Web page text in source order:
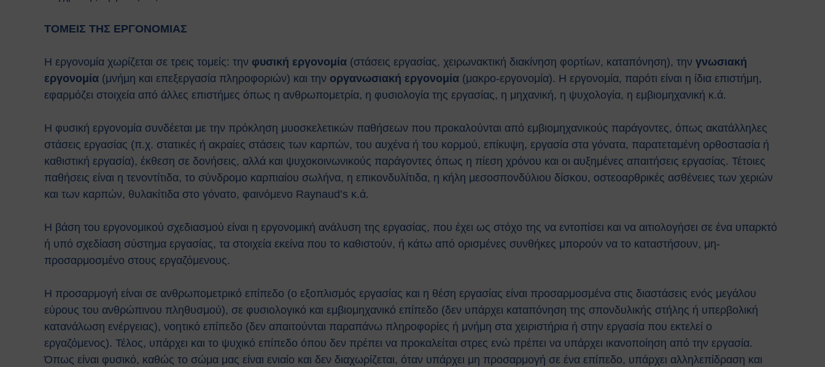
ΤΟΜΕΙΣ ΤΗΣ ΕΡΓΟΝΟΜΙΑΣ
Η εργονομία χωρίζεται σε τρεις τομείς: την φυσική εργονομία (στάσεις εργασίας, χειρωνακτική διακίνηση φορτίων, καταπόνηση), την γνωσιακή
εργονομία (μνήμη και επεξεργασία πληροφοριών) και την οργανωσιακή εργονομία (μακρο-εργονομία). Η εργονομία, παρότι είναι η ίδια επιστήμη,
εφαρμόζει στοιχεία από άλλες επιστήμες όπως η ανθρωπομετρία, η φυσιολογία της εργασίας, η μηχανική, η ψυχολογία, η εμβιομηχανική κ.ά.
Η φυσική εργονομία συνδέεται με την πρόκληση μυοσκελετικών παθήσεων που προκαλούνται από εμβιομηχανικούς παράγοντες, όπως ακατάλληλες
στάσεις εργασίας (π.χ. στατικές ή ακραίες στάσεις των καρπών, του αυχένα ή του κορμού, επίκυψη, εργασία στα γόνατα, παρατεταμένη ορθοστασία ή
καθιστική εργασία), έκθεση σε δονήσεις, αλλά και ψυχοκοινωνικούς παράγοντες όπως η πίεση χρόνου και οι αυξημένες απαιτήσεις εργασίας. Τέτοιες
παθήσεις είναι η τενοντίτιδα, το σύνδρομο καρπιαίου σωλήνα, η επικονδυλίτιδα, η κήλη μεσοσπονδύλιου δίσκου, οστεοαρθρικές ασθένειες των χεριών
και των καρπών, θυλακίτιδα στο γόνατο, φαινόμενο Raynaud’s κ.ά.
Η βάση του εργονομικού σχεδιασμού είναι η εργονομική ανάλυση της εργασίας, που έχει ως στόχο της να εντοπίσει και να αιτιολογήσει σε ένα υπαρκτό
ή υπό σχεδίαση σύστημα εργασίας, τα στοιχεία εκείνα που το καθιστούν, ή κάτω από ορισμένες συνθήκες μπορούν να το καταστήσουν, μη-
προσαρμοσμένο στους εργαζόμενους.
Η προσαρμογή είναι σε ανθρωπομετρικό επίπεδο (ο εξοπλισμός εργασίας και η θέση εργασίας είναι προσαρμοσμένα στις διαστάσεις ενός μεγάλου
εύρους του ανθρώπινου πληθυσμού), σε φυσιολογικό και εμβιομηχανικό επίπεδο (δεν υπάρχει καταπόνηση της σπονδυλικής στήλης ή υπερβολική
κατανάλωση ενέργειας), νοητικό επίπεδο (δεν απαιτούνται παραπάνω πληροφορίες ή μνήμη στα χειριστήρια ή στην εργασία που εκτελεί ο
εργαζόμενος). Τέλος, υπάρχει και το ψυχικό επίπεδο όπου δεν πρέπει να προκαλείται στρες ενώ πρέπει να υπάρχει ικανοποίηση από την εργασία.
Όπως είναι φυσικό, καθώς το σώμα μας είναι ενιαίο και δεν διαχωρίζεται, όταν υπάρχει μη προσαρμογή σε ένα επίπεδο, υπάρχει αλληλεπίδραση και